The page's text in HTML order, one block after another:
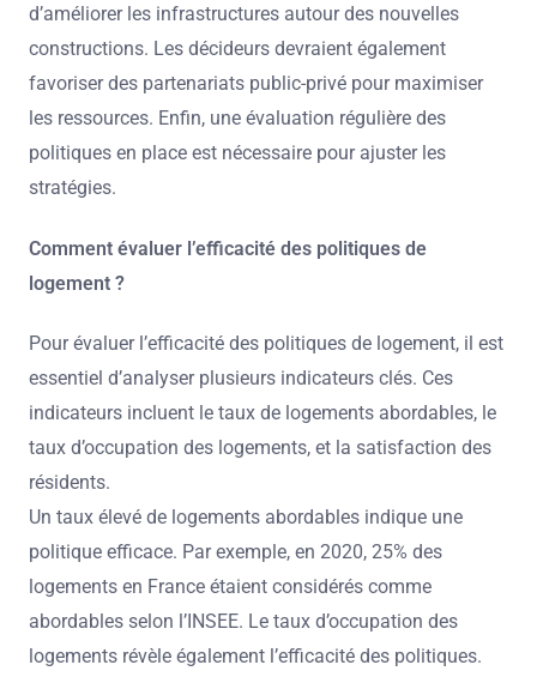
d’améliorer les infrastructures autour des nouvelles
constructions. Les décideurs devraient également
favoriser des partenariats public-privé pour maximiser
les ressources. Enfin, une évaluation régulière des
politiques en place est nécessaire pour ajuster les
stratégies.
Comment évaluer l’efficacité des politiques de
logement ?
Pour évaluer l’efficacité des politiques de logement, il est
essentiel d’analyser plusieurs indicateurs clés. Ces
indicateurs incluent le taux de logements abordables, le
taux d’occupation des logements, et la satisfaction des
résidents.
Un taux élevé de logements abordables indique une
politique efficace. Par exemple, en 2020, 25% des
logements en France étaient considérés comme
abordables selon l’INSEE. Le taux d’occupation des
logements révèle également l’efficacité des politiques.